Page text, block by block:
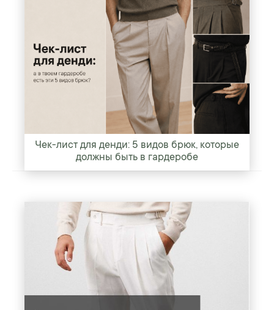
Чек-лист для денди: 5 видов брюк, которые
должны быть в гардеробе